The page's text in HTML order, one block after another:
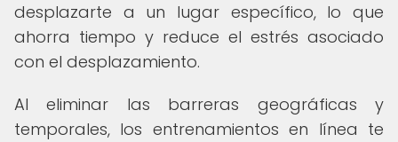
desplazarte a un lugar específico, lo que
ahorra tiempo y reduce el estrés asociado
con el desplazamiento.
Al eliminar las barreras geográficas y
temporales, los entrenamientos en línea te